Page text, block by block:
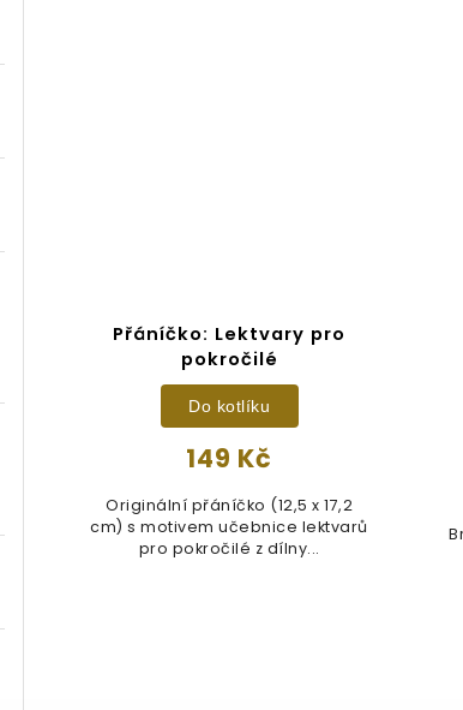
Přáníčko: Lektvary pro
pokročilé
149 Kč
Do kotlíku
Originální přáníčko (12,5 x 17,2
cm) s motivem učebnice lektvarů
pro pokročilé z dílny...